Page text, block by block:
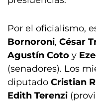
Por el oficialismo,
Bornoroni, César
Agustín Coto y
(senadores). Los
diputado Cristian
Edith Terenzi